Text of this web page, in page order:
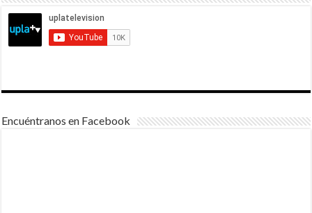
Encuéntranos en Facebook